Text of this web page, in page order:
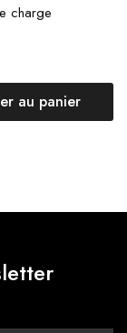
charge
au panier